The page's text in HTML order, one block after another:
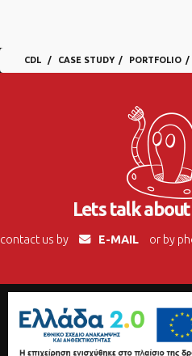
CDL CASE STUDY PORTFOLIO
Lets talk
contact us by E-MAIL or by